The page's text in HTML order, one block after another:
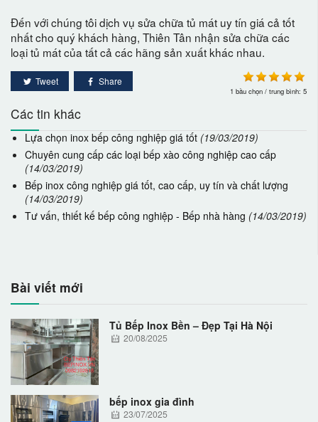
Đến với chúng tôi dịch vụ sửa chữa tủ mát uy tín giá cả tốt
nhất cho quý khách hàng, Thiên Tân nhận sửa chữa các
loại tủ mát của tất cả các hãng sản xuất khác nhau.
1 bầu chọn / trung bình: 5
Tweet Share
Các tin khác
Lựa chọn inox bếp công nghiệp giá tốt (19/03/2019)
Chuyên cung cấp các loại bếp xào công nghiệp cao cấp
(14/03/2019)
Bếp inox công nghiệp giá tốt, cao cấp, uy tín và chất lượng
(14/03/2019)
Tư vấn, thiết kế bếp công nghiệp - Bếp nhà hàng (14/03/2019)
Bài viết mới
Tủ Bếp Inox Bền – Đẹp Tại Hà Nội
20/08/2025
bếp inox gia đình
23/07/2025